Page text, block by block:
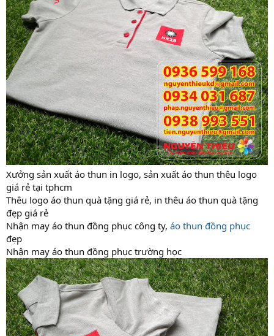
Xưởng sản xuất áo thun in logo, sản xuất áo thun thêu logo
giá rẻ tại tphcm
Thêu logo áo thun quà tặng giá rẻ, in thêu áo thun quà tặng
đẹp giá rẻ
Nhận may áo thun đồng phục công ty, áo thun đồng phục
đẹp
Nhận may áo thun đồng phục trường học